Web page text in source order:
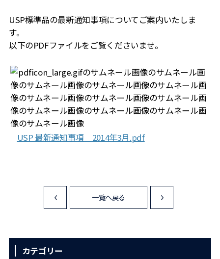
USP標準品の最新通知事項についてご案内いたしま
す。
以下のPDFファイルをご覧くださいませ。
USP 最新通知事項 2014年3月.pdf
<
一覧へ戻る
カテゴリー